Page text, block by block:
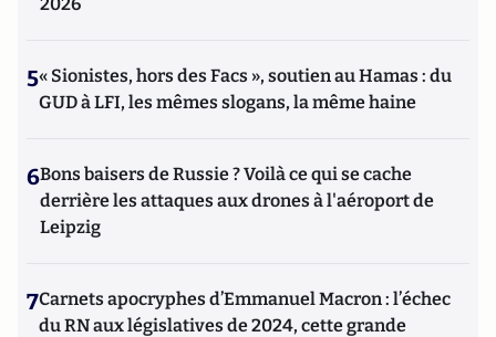
5« Sionistes, hors des Facs », soutien au Hamas : du
GUD à LFI, les mêmes slogans, la même haine
6Bons baisers de Russie ? Voilà ce qui se cache
derrière les attaques aux drones à l'aéroport de
Leipzig
7Carnets apocryphes d’Emmanuel Macron : l’échec
du RN aux législatives de 2024, cette grande